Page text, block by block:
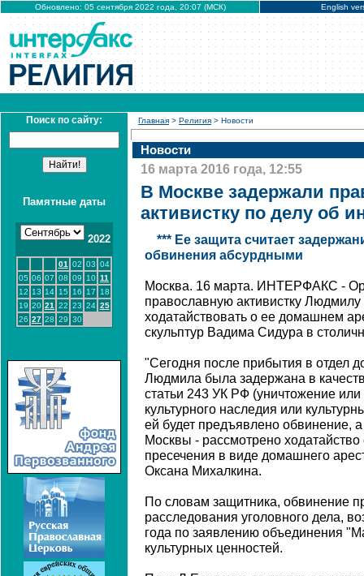
Обновлено: 05 сентября 2022 года, 20:07 (МСК) English
Поиск по сайту:
Памятные даты
2022
01 02 03 04
05 06 07 08 09 10 11
12 13 14 15 16 17
18
19 20 21 22 23 24 25
26 27 28 29 30
Главная > Религия > Новости
Новости
16 марта 2016 года, 12:55
В Москве задержали
активистку по делу об
*** Ее защита считает
обвинения абсурдными
Москва. 16 марта. ИНТЕРФАКС -
православную активистку
ходатайствовать о ее домашнем
скульптур Вадима Сидура в
"Сегодня после прибытия в отдел
Людмила была задержана в
статьи 243 УК РФ (уничтожение
культурного наследия или
ей будет предъявлено обвинение,
Москвы - рассмотрено
пресечения в виде домашнего
Оксана Михалкина.
По словам защитника, обвинение
расследования уголовного дела,
года по заявлению объединения
культурных ценностей.